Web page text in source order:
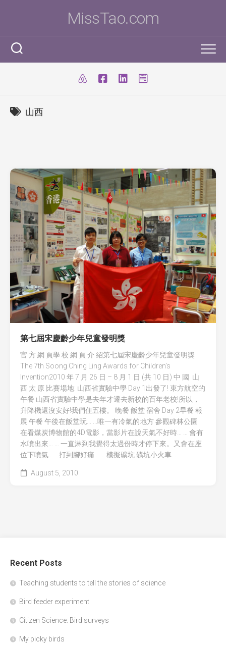
MissTao.com
I.T. Team
學生得獎作品
九連環
環保黏土膠
天然敷貼
澱粉之可塑性
CryptoDefender
廿一世紀校園網絡
國際科學與工程大獎賽(ISEF)
全國青少年科技創新大賽 (CASTIC)
香港青少年科技創新大賽
香港學生科學比賽
SBA
IT比賽&活動
練習時間表
注意事項
我的獎項
我的文章
自家小玩意
山西
第七屆宋慶齡少年兒童發明獎
官 方 網 頁學 校 網 頁 介 紹第七屆宋慶齡少年兒童發明獎
The 7th Soong Ching Ling Awards for Children’s
Invention2010 年 7 月 26 日 – 8 月 1 日 (共 10 日) 中 國 山
西 太 原 比賽場地: 山西省實驗中學 Day 1出發了! 東方航空的
午餐 山西省實驗中學是去年才遷去新校的百年老校!所以，
升降機還沒安好!我們住五樓。 晚餐 飯堂 宿舍 Day 2早餐 報
展 午餐 午後在飯堂玩… …唯一有冷氣的地方 參觀碑林公園
在看煤炭博物館的4D電影，當影片在說天氣不好時… … 會有
水噴出來… … 一直淋到我覺得太過份時才停下來。又會在座
位下噴氣… …打到腳好痛… … 模擬礦坑 礦坑小火車...
August 5, 2010
Recent Posts
Teaching students to tell the stories of science
Bird feeder experiment
Citizen Science: Bird surveys
My picky birds